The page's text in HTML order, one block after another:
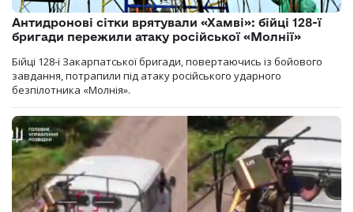
Антидронові сітки врятували «Хамві»: бійці 128-ї
бригади пережили атаку російської «Молнії»
Бійці 128-ї Закарпатської бригади, повертаючись із бойового
завдання, потрапили під атаку російського ударного
безпілотника «Молнія».